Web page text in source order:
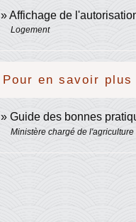
Affichage de
Logement
Pour en savoir plus
Guide des bonnes
Ministère chargé de l'agriculture